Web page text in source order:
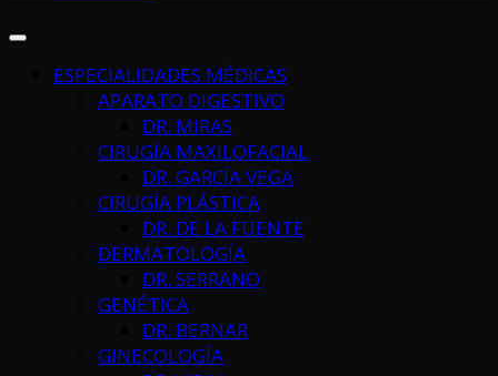
ESPECIALIDADES MÉDICAS
APARATO DIGESTIVO
DR. MIRAS
CIRUGÍA MAXILOFACIAL
DR. GARCÍA VEGA
CIRUGÍA PLÁSTICA
DR. DE LA FUENTE
DERMATOLOGÍA
DR. SERRANO
GENÉTICA
DR. BERNAR
GINECOLOGÍA